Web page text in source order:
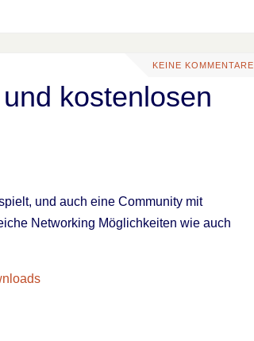
KEINE KOMMENTARE
kostenlosen
und auch eine Community mit
Networking Möglichkeiten wie auch